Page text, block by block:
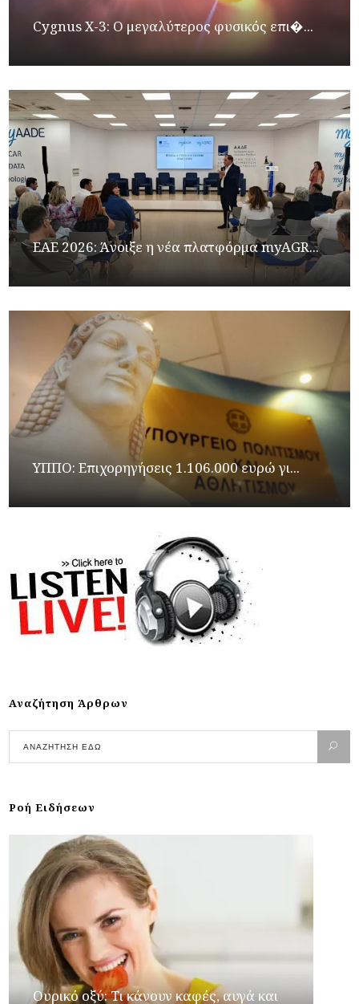
Cygnus X-3: Ο μεγαλύτερος φυσικός επι�...
ΕΑΕ 2026: Άνοιξε η νέα πλατφόρμα myAGR...
ΥΠΠΟ: Επιχορηγήσεις 1.106.000 ευρώ γι...
Αναζήτηση Άρθρων
Ροή Ειδήσεων
Ουρικό οξύ: Τι κάνουν καφές, αυγά και